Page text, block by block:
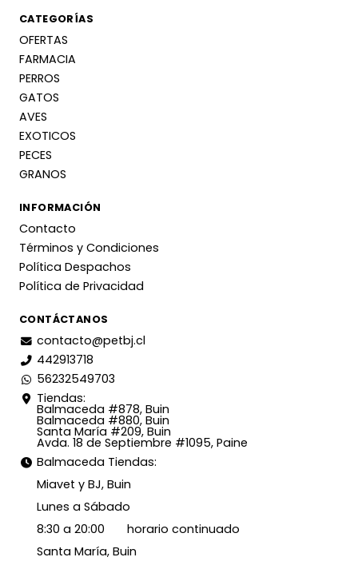
CATEGORÍAS
OFERTAS
FARMACIA
PERROS
GATOS
AVES
EXOTICOS
PECES
GRANOS
INFORMACIÓN
Contacto
Términos y Condiciones
Política Despachos
Política de Privacidad
CONTÁCTANOS
contacto@petbj.cl
442913718
56232549703
Tiendas:
Balmaceda #878, Buin
Balmaceda #880, Buin
Santa María #209, Buin
Avda. 18 de Septiembre #1095, Paine
Balmaceda Tiendas:
Miavet y BJ, Buin
Lunes a Sábado
8:30 a 20:00 horario continuado
Santa María, Buin